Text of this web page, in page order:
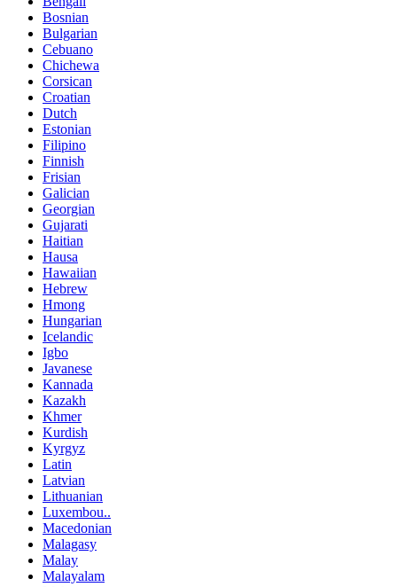
Bosnian
Bulgarian
Cebuano
Chichewa
Corsican
Croatian
Dutch
Estonian
Filipino
Finnish
Frisian
Galician
Georgian
Gujarati
Haitian
Hausa
Hawaiian
Hebrew
Hmong
Hungarian
Icelandic
Igbo
Javanese
Kannada
Kazakh
Khmer
Kurdish
Kyrgyz
Latin
Latvian
Lithuanian
Luxembou..
Macedonian
Malagasy
Malay
Malayalam